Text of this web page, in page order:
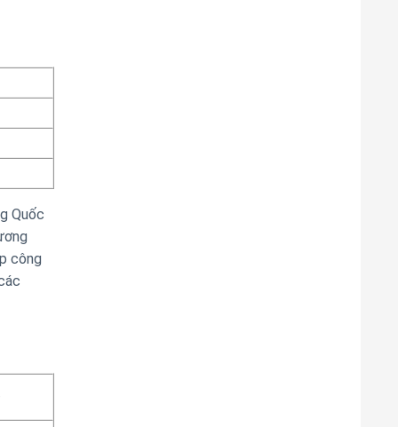
Quốc
công